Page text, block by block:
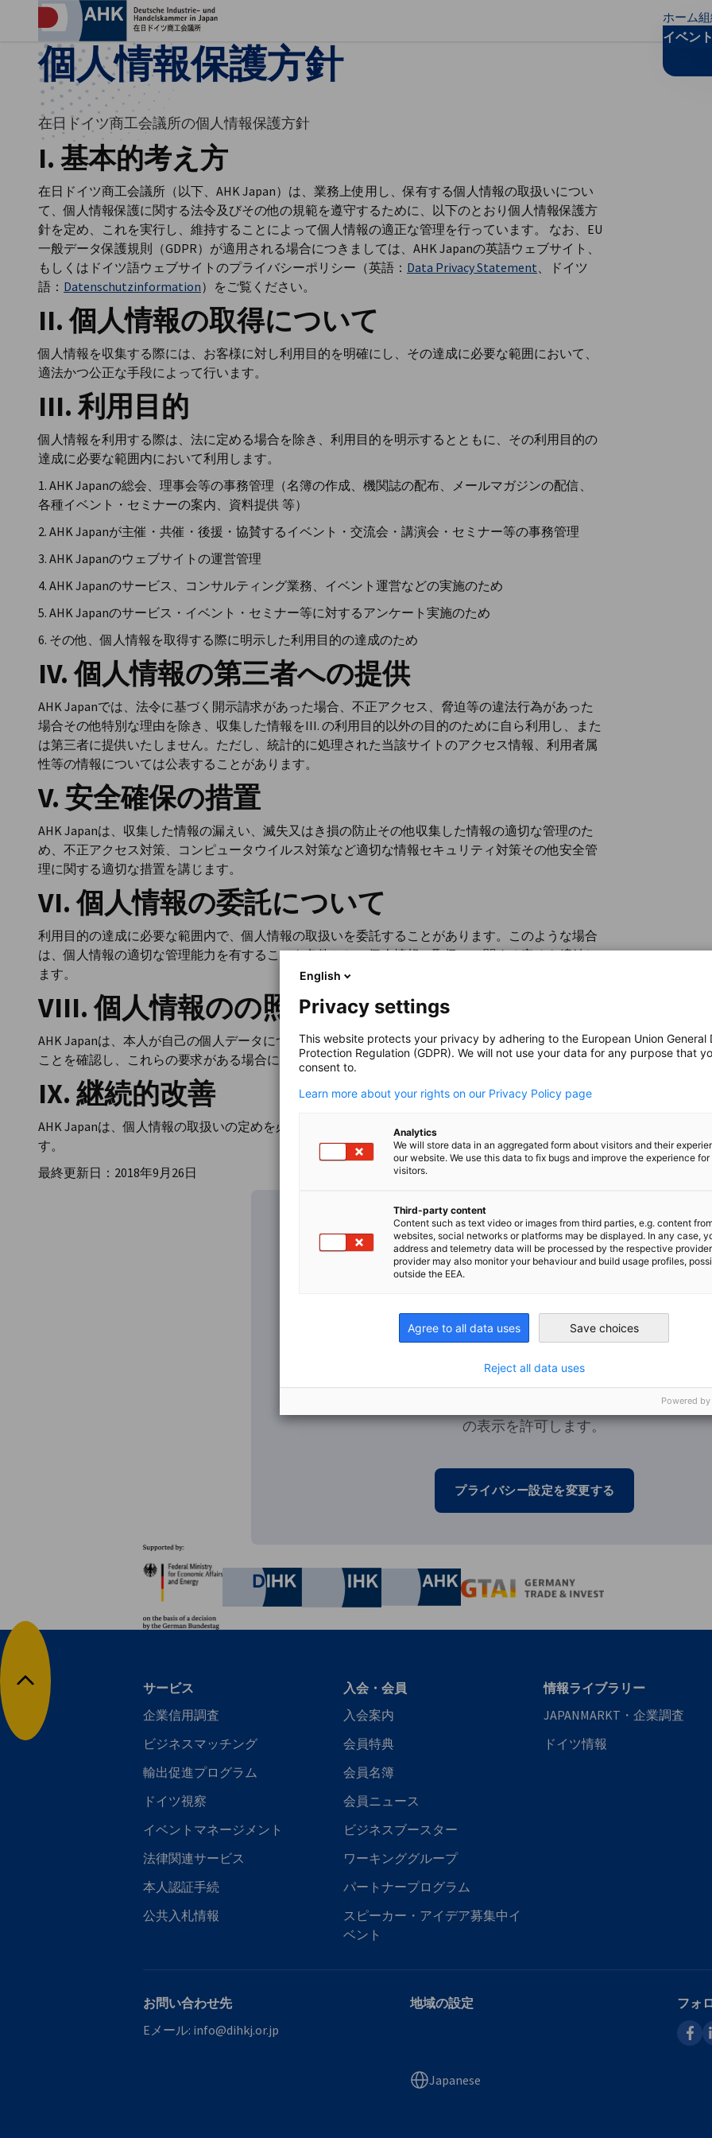
ホーム
イベント
Japanese
個人情報保護方針
在日ドイツ商工会議所の個人情報保護方針
I. 基本的考え方
在日ドイツ商工会議所（以下、AHK Japan）は、業務上使用し、保有する個人情報の取扱いについ
て、個人情報保護に関する法令及びその他の規範を遵守するために、以下のとおり個人情報保護方
針を定め、これを実行し、維持することによって個人情報の適正な管理を行っています。 なお、EU
一般データ保護規則（GDPR）が適用される場合につきましては、AHK Japanの英語ウェブサイト、
もしくはドイツ語ウェブサイトのプライバシーポリシー（英語： Data Privacy Statement、ドイツ
語： Datenschutzinformation）をご覧ください。
II. 個人情報の取得について
個人情報を収集する際には、お客様に対し利用目的を明確にし、その達成に必要な範囲において、
適法かつ公正な手段によって行います。
III. 利用目的
個人情報を利用する際は、法に定める場合を除き、利用目的を明示するとともに、その利用目的の
達成に必要な範囲内において利用します。
1. AHK Japanの総会、理事会等の事務管理（名簿の作成、機関誌の配布、メールマガジンの配信、
各種イベント・セミナーの案内、資料提供 等）
2. AHK Japanが主催・共催・後援・協賛するイベント・交流会・講演会・セミナー等の事務管理
3. AHK Japanのウェブサイトの運営管理
4. AHK Japanのサービス、コンサルティング業務、イベント運営などの実施のため
5. AHK Japanのサービス・イベント・セミナー等に対するアンケート実施のため
6. その他、個人情報を取得する際に明示した利用目的の達成のため
IV. 個人情報の第三者への提供
AHK Japanでは、法令に基づく開示請求があった場合、不正アクセス、脅迫等の違法行為があった
場合その他特別な理由を除き、収集した情報をIII. の利用目的以外の目的のために自ら利用し、また
は第三者に提供いたしません。ただし、統計的に処理された当該サイトのアクセス情報、利用者属
性等の情報については公表することがあります。
V. 安全確保の措置
AHK Japanは、収集した情報の漏えい、滅失又はき損の防止その他収集した情報の適切な管理のた
め、不正アクセス対策、コンピュータウイルス対策など適切な情報セキュリティ対策その他安全管
理に関する適切な措置を講じます。
VI. 個人情報の委託について
利用目的の達成に必要な範囲内で、個人情報の取扱いを委託することがあります。このような場合
は、個人情報の適切な管理能力を有することを条件とし、個人情報の取扱いに関する定めを締結し
ます。
VIII. 個人情報のの照会・訂正・削除について
AHK Japanは、本人が自己の個人データについて、照会･訂正・削除等を請求する権利を有している
ことを確認し、これらの要求がある場合には、誠実に対応します。
IX. 継続的改善
AHK Japanは、個人情報の取扱いの定めを必要に応じて見直し、継続的に改善を図ってまいりま
す。
最終更新日：2018年9月26日
コンテンツが表示できない
コンテンツを表示するには、プライバシー設定でサードパーティ
の表示を許可します。
プライバシー設定を変更する
パートナー
German Chamber of Commerce and Industry
Chamber of Commerce and Industry
AHK.de
トップに戻る
サービス
企業信用調査
ビジネスマッチング
輸出促進プログラム
ドイツ視察
イベントマネージメント
法律関連サービス
本人認証手続
公共入札情報
入会・会員
入会案内
会員特典
会員名簿
会員ニュース
ビジネスブースター
ワーキンググループ
パートナープログラム
スピーカー・アイデア募集中イ
ベント
情報ライブラリー
JAPANMARKT・企業調査
ドイツ情報
お問い合わせ先
Eメール: info@dihkj.or.jp
地域の設定
Japanese
フォ
English
Privacy settings
This website protects your privacy by adhering to the European Union General
Protection Regulation (GDPR). We will not use your data for any purpose that
consent to.
Learn more about your rights on our Privacy Policy page
Analytics
We will store data in an aggregated form about visitors and their
our website. We use this data to fix bugs and improve the experience for
visitors.
Third-party content
Content such as text video or images from third parties, e.g. content
websites, social networks or platforms may be displayed. In any case,
address and telemetry data will be processed by the respective
provider may also monitor your behaviour and build usage profiles,
outside the EEA.
Agree to all data uses Save choices
Reject all data uses
Powered by